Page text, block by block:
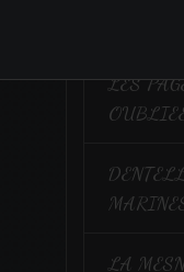
CALIDA
LES
LA